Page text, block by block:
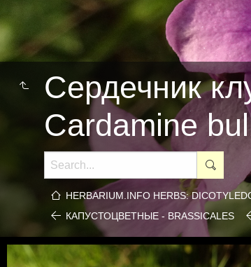
Сердечник
Cardamine
HERBARIUM.INFO HERBS:
КАПУСТОЦВЕТНЫЕ - BRASSICALES